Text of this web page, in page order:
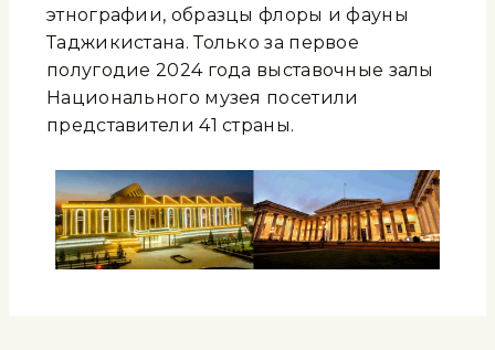
этнографии, образцы флоры и фауны
Таджикистана. Только за первое
полугодие 2024 года выставочные залы
Национального музея посетили
представители 41 страны.